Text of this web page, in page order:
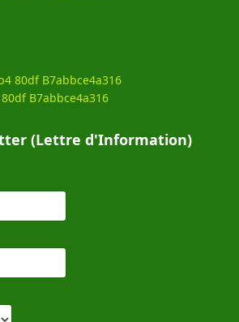
B7abbce4a316
(Lettre d'Information)